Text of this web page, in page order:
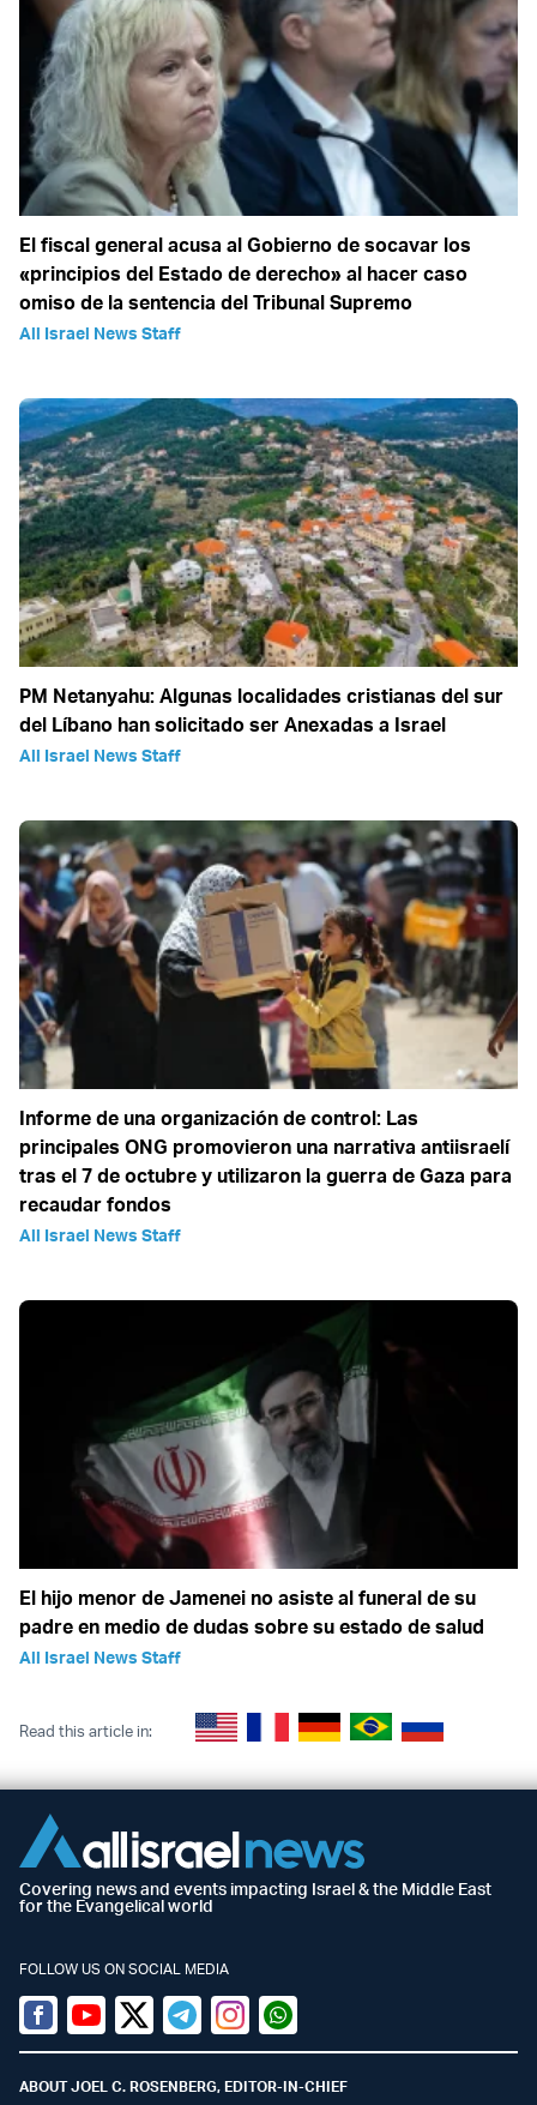
El fiscal general acusa al Gobierno de socavar los
«principios del Estado de derecho» al hacer caso
omiso de la sentencia del Tribunal Supremo
All Israel News Staff
PM Netanyahu: Algunas localidades cristianas del sur
del Líbano han solicitado ser Anexadas a Israel
All Israel News Staff
Informe de una organización de control: Las
principales ONG promovieron una narrativa antiisraelí
tras el 7 de octubre y utilizaron la guerra de Gaza para
recaudar fondos
All Israel News Staff
El hijo menor de Jamenei no asiste al funeral de su
padre en medio de dudas sobre su estado de salud
All Israel News Staff
Read this article in:
Covering news and events impacting Israel & the Middle East
for the Evangelical world
FOLLOW US ON SOCIAL MEDIA
Facebook
YoutubeTwitter (X)
TelegramInstagramWhatsapp
ABOUT JOEL C. ROSENBERG, EDITOR-IN-CHIEF